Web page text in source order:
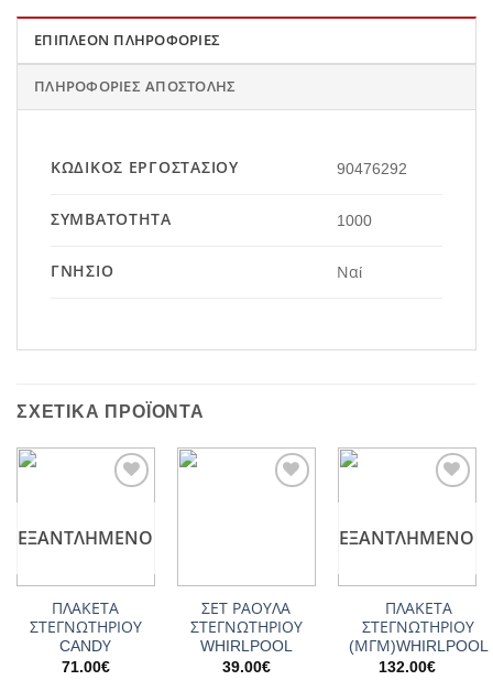
ΕΠΙΠΛΈΟΝ ΠΛΗΡΟΦΟΡΊΕΣ
ΠΛΗΡΟΦΟΡΊΕΣ ΑΠΟΣΤΟΛΉΣ
ΚΩΔΙΚΌΣ ΕΡΓΟΣΤΑΣΊΟΥ 90476292
ΣΥΜΒΑΤΌΤΗΤΑ 1000
ΓΝΉΣΙΟ Ναί
ΣΧΕΤΙΚΆ ΠΡΟΪΌΝΤΑ
ΕΞΑΝΤΛΗΜΈΝΟ
ΠΛΑΚΕΤΑ
ΣΤΕΓΝΩΤΗΡΙΟΥ
CANDΥ
71.00€
ΣΕΤ ΡΑΟΥΛΑ
ΣΤΕΓΝΩΤΗΡΙΟΥ
WHIRLPOOL
39.00€
ΕΞΑΝΤΛΗΜΈΝΟ
ΠΛΑΚΕΤΑ
ΣΤΕΓΝΩΤΗΡΙΟΥ
(ΜΓΜ)WHIRLPOOL
132.00€